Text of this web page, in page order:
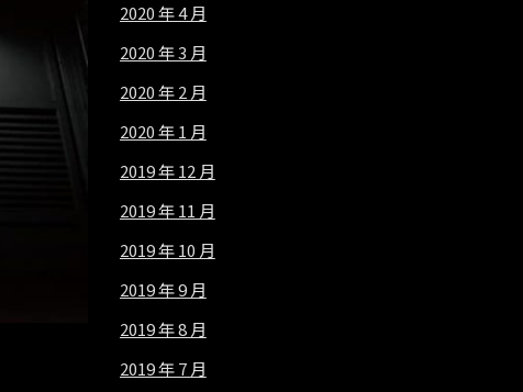
2020 年 4 月
2020 年 3 月
2020 年 2 月
2020 年 1 月
2019 年 12 月
2019 年 11 月
2019 年 10 月
2019 年 9 月
2019 年 8 月
2019 年 7 月